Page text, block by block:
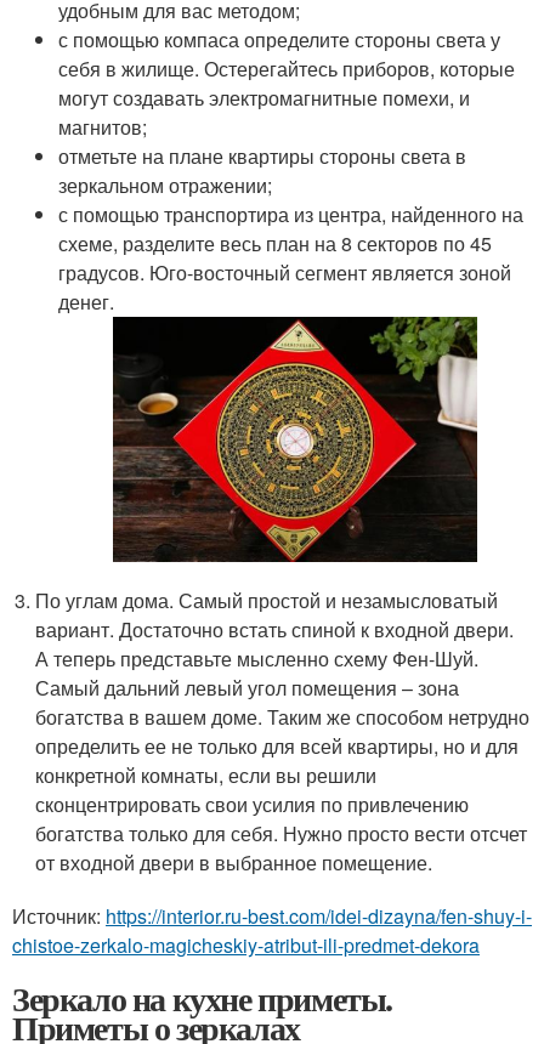
удобным для вас методом;
с помощью компаса определите стороны света у
себя в жилище. Остерегайтесь приборов, которые
могут создавать электромагнитные помехи, и
магнитов;
отметьте на плане квартиры стороны света в
зеркальном отражении;
с помощью транспортира из центра, найденного на
схеме, разделите весь план на 8 секторов по 45
градусов. Юго-восточный сегмент является зоной
денег.
По углам дома. Самый простой и незамысловатый
вариант. Достаточно встать спиной к входной двери.
А теперь представьте мысленно схему Фен-Шуй.
Самый дальний левый угол помещения – зона
богатства в вашем доме. Таким же способом нетрудно
определить ее не только для всей квартиры, но и для
конкретной комнаты, если вы решили
сконцентрировать свои усилия по привлечению
богатства только для себя. Нужно просто вести отсчет
от входной двери в выбранное помещение.
Источник: https://interior.ru-best.com/idei-dizayna/fen-shuy-i-
chistoe-zerkalo-magicheskiy-atribut-ili-predmet-dekora
Зеркало на кухне приметы.
Приметы о зеркалах